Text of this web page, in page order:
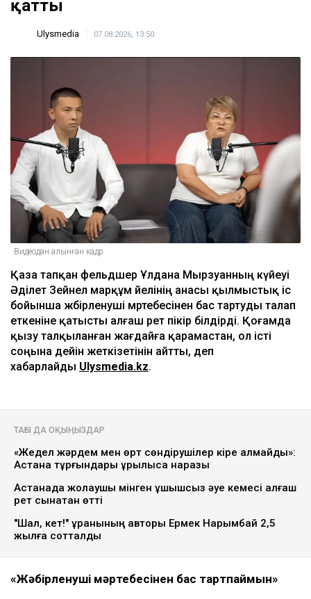
қатты
Ulysmedia 07.08.2026, 13:50
Видеодан алынған кадр
Қаза тапқан фельдшер Ұлдана Мырзуанның күйеуі
Әділет Зейнел марқұм әйелінің анасы қылмыстық іс
бойынша жәбірленуші мәртебесінен бас тартуды талап
еткеніне қатысты алғаш рет пікір білдірді. Қоғамда
қызу талқыланған жағдайға қарамастан, ол істі
соңына дейін жеткізетінін айтты, деп
хабарлайды Ulysmedia.kz.
ТАҒЫ ДА ОҚЫҢЫЗДАР
«Жедел жәрдем мен өрт сөндірушілер кіре алмайды»:
Астана тұрғындары құрылысқа наразы
Астанада жолаушы мінген ұшқышсыз әуе кемесі алғаш
рет сынақтан өтті
"Шал, кет!" ұранының авторы Ермек Нарымбай 2,5
жылға сотталды
«Жәбірленуші мәртебесінен бас тартпаймын»